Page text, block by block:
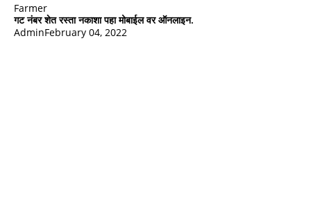
Farmer
गट नंबर शेत रस्ता नकाशा पहा मोबाईल वर ऑनलाइन.
AdminFebruary 04, 2022